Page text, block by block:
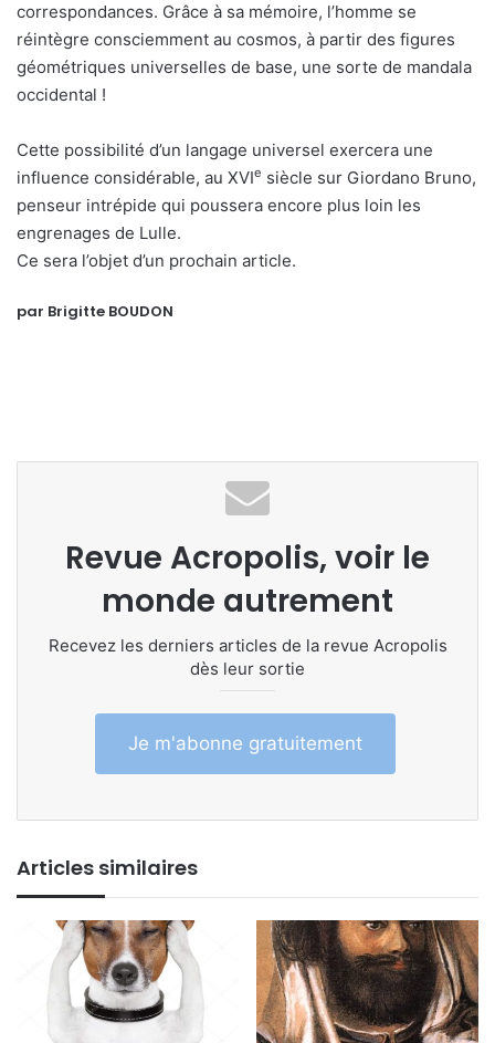
correspondances. Grâce à sa mémoire, l’homme se
réintègre consciemment au cosmos, à partir des figures
géométriques universelles de base, une sorte de mandala
occidental !
Cette possibilité d’un langage universel exercera une
influence considérable, au XVIe siècle sur Giordano Bruno,
penseur intrépide qui poussera encore plus loin les
engrenages de Lulle.
Ce sera l’objet d’un prochain article.
par Brigitte BOUDON
Revue Acropolis, voir le
monde autrement
Recevez les derniers articles de la revue Acropolis
dès leur sortie
Je m'abonne gratuitement
Articles similaires